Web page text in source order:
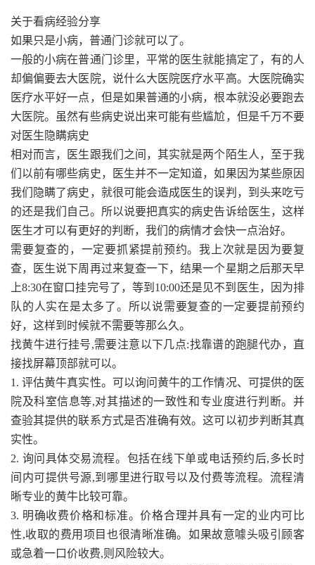
关于看病经验分享
如果只是小病，普通门诊就可以了。
一般的小病在普通门诊里，平常的医生就能搞定了，有的人
却偏偏要去大医院，说什么大医院医疗水平高。大医院确实
医疗水平好一点，但是如果普通的小病，根本就没必要跑去
大医院。虽然有些病史说出来可能有些尴尬，但是千万不要
对医生隐瞒病史
相对而言，医生跟我们之间，其实就是两个陌生人，至于我
们以前有哪些病史，医生并不一定知道，如果因为某些原因
我们隐瞒了病史，就很可能会造成医生的误判，到头来吃亏
的还是我们自己。所以说要把真实的病史告诉给医生，这样
医生才可以有更好的判断，我们的病情才会快一点治好。
需要复查的，一定要抓紧提前预约。我上次就是因为要复
查，医生说下周再过来复查一下，结果一个星期之后那天早
上8:30在窗口挂完号了，等到10:00还是见不到医生，因为排
队的人实在是太多了。所以说需要复查的一定要提前预约
好，这样到时候就不需要等那么久。
找黄牛进行挂号,需要注意以下几点:找靠谱的跑腿代办，直
接找屏幕顶部就可以。
1. 评估黄牛真实性。可以询问黄牛的工作情况、可提供的医
院及科室信息等,对其描述的一致性和专业度进行判断。并
查验其提供的联系方式是否准确有效。这可以初步判断其真
实性。
2. 询问具体交易流程。包括在线下单或电话预约后,多长时
间内可提供号源,到哪里进行取号以及付费等流程。流程清
晰专业的黄牛比较可靠。
3. 明确收费价格和标准。价格合理并具有一定的业内可比
性,收取的费用项目也很清晰准确。如果故意噱头吸引顾客
或急着一口价收费,则风险较大。